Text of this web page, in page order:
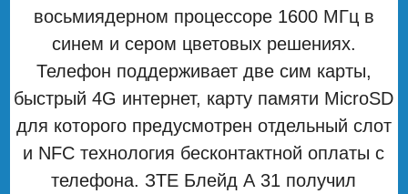
восьмиядерном процессоре 1600 МГц в
синем и сером цветовых решениях.
Телефон поддерживает две сим карты,
быстрый 4G интернет, карту памяти MicroSD
для которого предусмотрен отдельный слот
и NFC технология бесконтактной оплаты с
телефона. ЗТЕ Блейд А 31 получил